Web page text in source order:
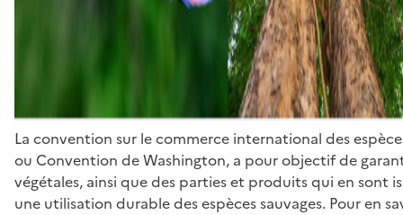
La convention sur le commerce international des
ou Convention de Washington, a pour objectif de
végétales, ainsi que des parties et produits qui en sont
une utilisation durable des espèces sauvages. Pour en